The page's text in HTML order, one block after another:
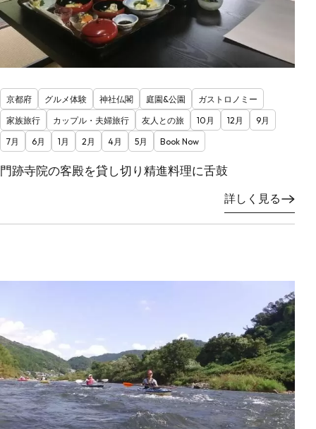
京都府 グルメ体験 神社仏閣 庭園&公園
ガストロノミー
家族旅行
カップル・夫婦旅行 友人との旅 10月 12月
9月
7月
6月 1月 2月 4月 5月 Book Now
門跡寺院の客殿を貸し切り精進料理に舌鼓
詳しく見る